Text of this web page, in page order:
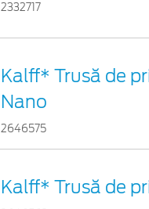
2332717
Kalff* Trusă de
Nano
2646575
Kalff* Trusă de